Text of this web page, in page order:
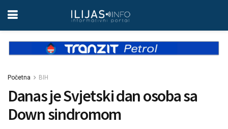
Početna BIH
Danas je Svjetski dan osoba sa
Down sindromom